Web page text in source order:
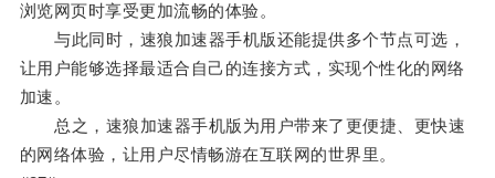
浏览网页时享受更加流畅的体验。
与此同时，速狼加速器手机版还能提供多个节点可选，
让用户能够选择最适合自己的连接方式，实现个性化的网络
加速。
总之，速狼加速器手机版为用户带来了更便捷、更快速
的网络体验，让用户尽情畅游在互联网的世界里。